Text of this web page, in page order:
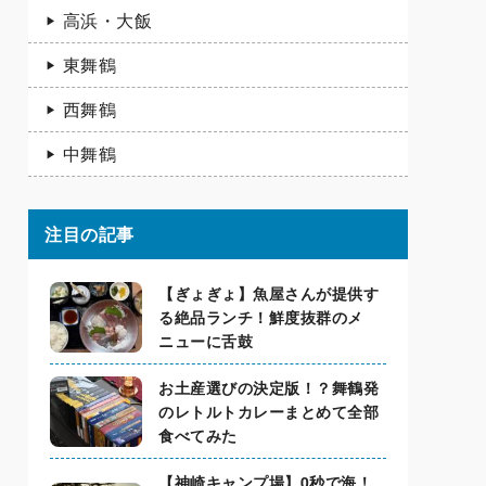
高浜・大飯
東舞鶴
西舞鶴
中舞鶴
注目の記事
【ぎょぎょ】魚屋さんが提供す
る絶品ランチ！鮮度抜群のメ
ニューに舌鼓
お土産選びの決定版！？舞鶴発
のレトルトカレーまとめて全部
食べてみた
【神崎キャンプ場】0秒で海！